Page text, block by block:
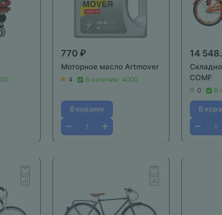
770 ₽
Моторное масло Artmover
4 В наличии: 4000
В корзину
14
COMF
0 В
В